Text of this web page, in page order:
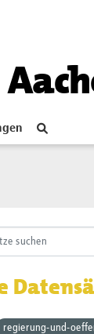
regierung-und-